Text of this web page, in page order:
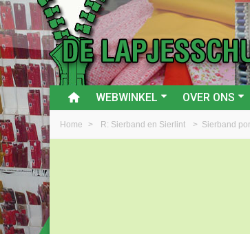
WEBWINKEL OVER ONS
Home > R: Sierband en Sierlint > Sierband